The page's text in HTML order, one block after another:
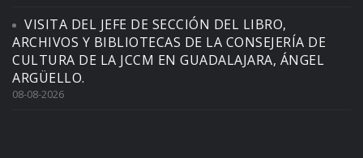
VISITA DEL JEFE DE SECCIÓN DEL LIBRO,
ARCHIVOS Y BIBLIOTECAS DE LA CONSEJERÍA DE
CULTURA DE LA JCCM EN GUADALAJARA, ÁNGEL
ARGÜELLO.
08-08-2026